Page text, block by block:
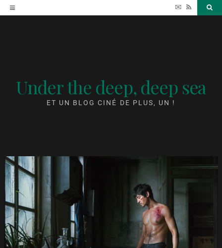
Accéder
au
✉ RSS
Under the deep, deep sea
ET UN BLOG CINÉ DE PLUS, UN !